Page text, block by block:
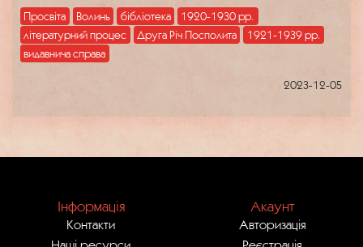
Просвіта Волинь бібліотека
1920-1930 рр.
літературний процес
Друга Річ Посполита
1921-1939 pp.
видавнича справа
2023-12-05
Інформація
Контакти
Акаунт
Авторизація